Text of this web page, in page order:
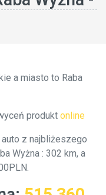
a miasto to Raba
produkt online
z najbliżeszego
Wyżna : 302 km, a